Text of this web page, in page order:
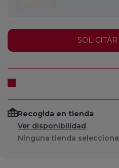
Recogida en tienda
Ver disponibilidad
Ninguna tienda